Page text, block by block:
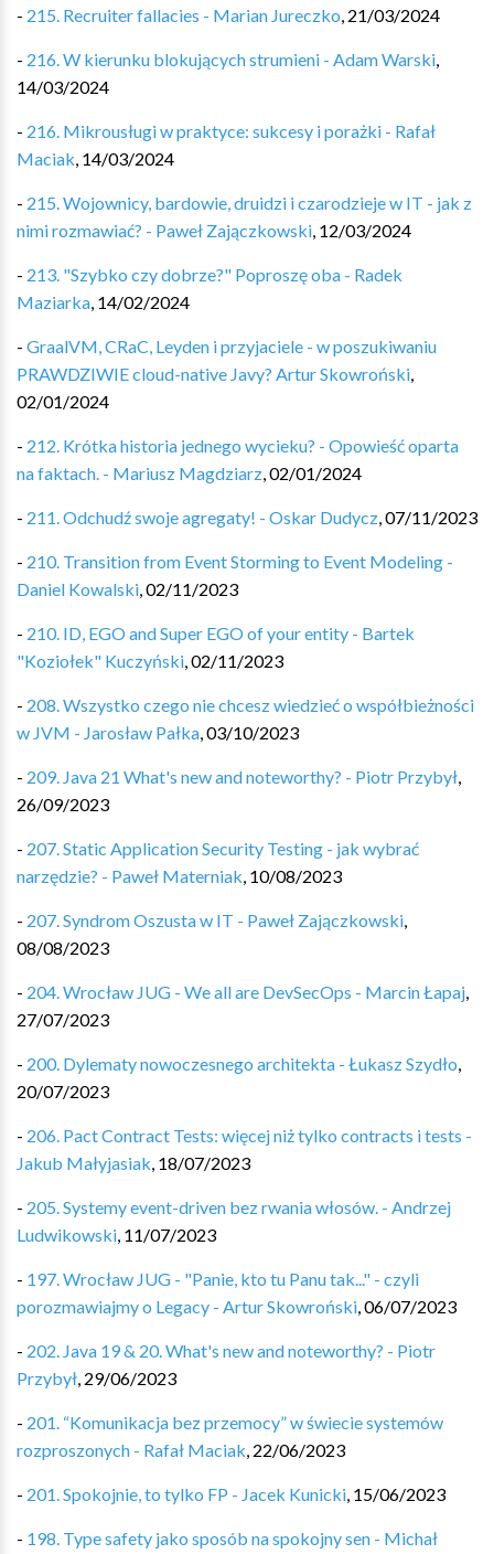
- 215. Recruiter fallacies - Marian Jureczko, 21/03/2024
- 216. W kierunku blokujących strumieni - Adam Warski,
14/03/2024
- 216. Mikrousługi w praktyce: sukcesy i porażki - Rafał
Maciak, 14/03/2024
- 215. Wojownicy, bardowie, druidzi i czarodzieje w IT - jak z
nimi rozmawiać? - Paweł Zajączkowski, 12/03/2024
- 213. "Szybko czy dobrze?" Poproszę oba - Radek
Maziarka, 14/02/2024
- GraalVM, CRaC, Leyden i przyjaciele - w poszukiwaniu
PRAWDZIWIE cloud-native Javy? Artur Skowroński,
02/01/2024
- 212. Krótka historia jednego wycieku? - Opowieść oparta
na faktach. - Mariusz Magdziarz,02/01/2024
- 211. Odchudź swoje agregaty! - Oskar Dudycz,07/11/2023
- 210. Transition from Event Storming to Event Modeling -
Daniel Kowalski,02/11/2023
- 210. ID, EGO and Super EGO of your entity - Bartek
"Koziołek" Kuczyński,02/11/2023
- 208. Wszystko czego nie chcesz wiedzieć o współbieżności
w JVM - Jarosław Pałka,03/10/2023
- 209. Java 21 What's new and noteworthy? - Piotr Przybył,
26/09/2023
- 207. Static Application Security Testing - jak wybrać
narzędzie? - Paweł Materniak, 10/08/2023
- 207. Syndrom Oszusta w IT - Paweł Zajączkowski,
08/08/2023
- 204. Wrocław JUG - We all are DevSecOps - Marcin Łapaj,
27/07/2023
- 200. Dylematy nowoczesnego architekta - Łukasz Szydło,
20/07/2023
- 206. Pact Contract Tests: więcej niż tylko contracts i tests -
Jakub Małyjasiak, 18/07/2023
- 205. Systemy event-driven bez rwania włosów. - Andrzej
Ludwikowski, 11/07/2023
- 197. Wrocław JUG - "Panie, kto tu Panu tak..." - czyli
porozmawiajmy o Legacy - Artur Skowroński,06/07/2023
- 202. Java 19 & 20. What's new and noteworthy? - Piotr
Przybył, 29/06/2023
- 201. “Komunikacja bez przemocy” w świecie systemów
rozproszonych - Rafał Maciak, 22/06/2023
- 201. Spokojnie, to tylko FP - Jacek Kunicki, 15/06/2023
- 198. Type safety jako sposób na spokojny sen - Michał